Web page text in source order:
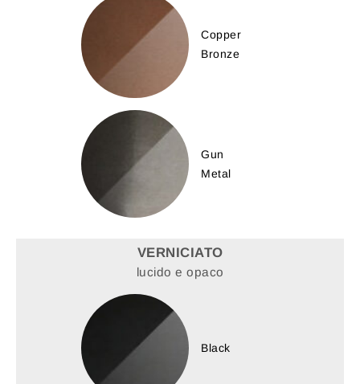
Copper
Bronze
Gun
Metal
VERNICIATO
lucido e opaco
Black